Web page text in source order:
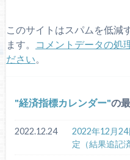
このサイトはスパムを低減
ます。
コメントデータの処
ださい。
経済指標カレンダー の
2022.12.24
2022年12月
定（結果追記済